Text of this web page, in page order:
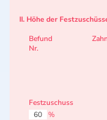
II. Höhe der
Befund
Nr.
Festzuschuss
60
%